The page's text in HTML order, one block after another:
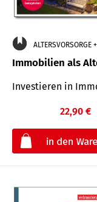
ALTERSVORSORGE
Immobilien als
Investieren in
22,90 €